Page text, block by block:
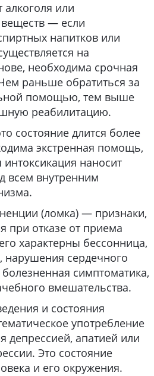
алкоголя или
веществ — если
напитков или
на
необходима срочная
раньше обратиться за
помощью, тем выше
реабилитацию.
состояние длится более
экстренная помощь,
интоксикация наносит
всем внутренним
(ломка) — признаки,
при отказе от приема
характерны бессонница,
нарушения сердечного
симптоматика,
вмешательства.
и состояния
употребление
депрессией, апатией или
Это состояние
и его окружения.